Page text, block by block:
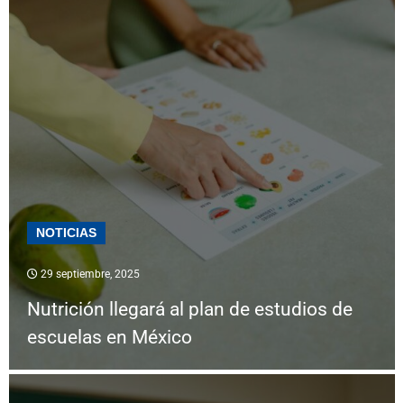
NOTICIAS
29 septiembre, 2025
Nutrición llegará al plan de estudios de
escuelas en México